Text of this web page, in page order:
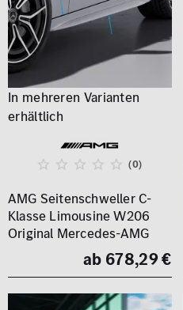
(0)
AMG Seitenschweller C-
Klasse Limousine W206
Original Mercedes-AMG
ab 678,29 €